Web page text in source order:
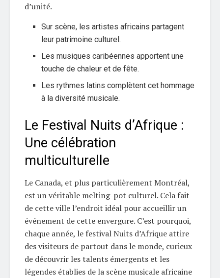
d’unité.
Sur scène, les artistes africains partagent
leur patrimoine culturel.
Les musiques caribéennes apportent une
touche de chaleur et de fête.
Les rythmes latins complètent cet hommage
à la diversité musicale.
Le Festival Nuits d’Afrique :
Une célébration
multiculturelle
Le Canada, et plus particulièrement Montréal,
est un véritable melting-pot culturel. Cela fait
de cette ville l’endroit idéal pour accueillir un
événement de cette envergure. C’est pourquoi,
chaque année, le festival Nuits d’Afrique attire
des visiteurs de partout dans le monde, curieux
de découvrir les talents émergents et les
légendes établies de la scène musicale africaine